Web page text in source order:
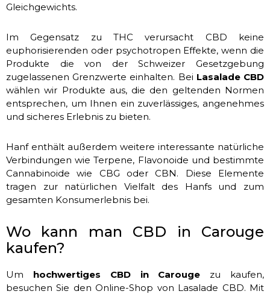
Gleichgewichts.
Im Gegensatz zu THC verursacht CBD keine
euphorisierenden oder psychotropen Effekte, wenn die
Produkte die von der Schweizer Gesetzgebung
zugelassenen Grenzwerte einhalten. Bei Lasalade CBD
wählen wir Produkte aus, die den geltenden Normen
entsprechen, um Ihnen ein zuverlässiges, angenehmes
und sicheres Erlebnis zu bieten.
Hanf enthält außerdem weitere interessante natürliche
Verbindungen wie Terpene, Flavonoide und bestimmte
Cannabinoide wie CBG oder CBN. Diese Elemente
tragen zur natürlichen Vielfalt des Hanfs und zum
gesamten Konsumerlebnis bei.
Wo kann man CBD in Carouge
kaufen?
Um hochwertiges CBD in Carouge zu kaufen,
besuchen Sie den Online-Shop von Lasalade CBD. Mit